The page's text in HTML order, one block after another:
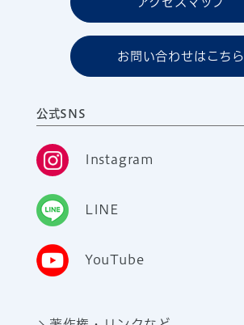
お問い合わせはこちら
公式SNS
Instagram
LINE
YouTube